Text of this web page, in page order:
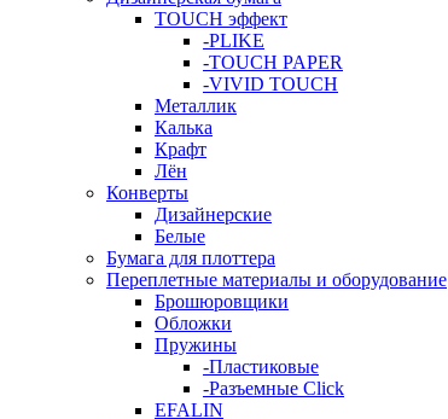
TOUCH эффект
-PLIKE
-TOUCH PAPER
-VIVID TOUCH
Металлик
Калька
Крафт
Лён
Конверты
Дизайнерские
Белые
Бумага для плоттера
Переплетные материалы и оборудование
Брошюровщики
Обложки
Пружины
-Пластиковые
-Разъемные Click
EFALIN